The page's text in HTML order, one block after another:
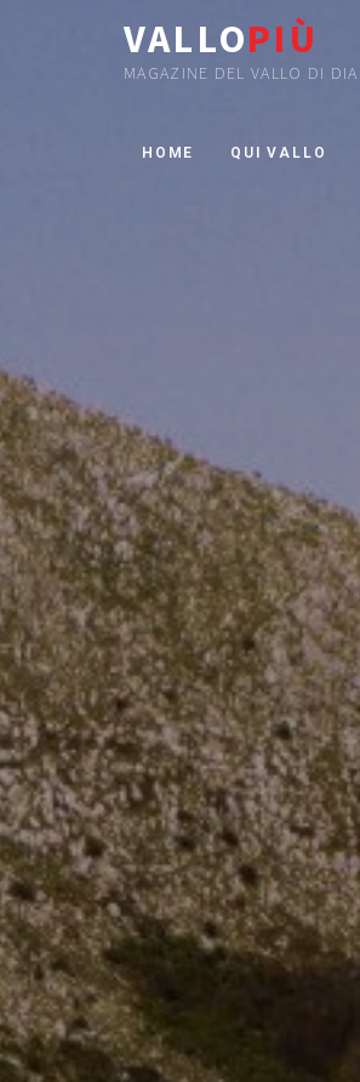
VALLOPIÙ
MAGAZINE DEL VALLO DI
HOME QUI VALLO